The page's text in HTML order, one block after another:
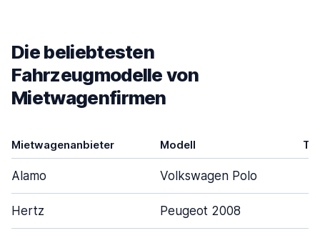
Die beliebtesten
Fahrzeugmodelle von
Mietwagenfirmen
Mietwagenanbieter Modell
Alamo Volkswagen Polo
Hertz Peugeot 2008